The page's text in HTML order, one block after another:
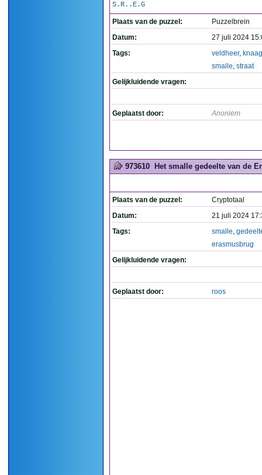
S.R..E.G
Plaats van de puzzel:
Puzzelbrein
Datum:
27 juli 2024
Tags:
veldheer,
smalle, straat
Gelijkluidende vragen:
Geplaatst door: Anoniem
973610 Het smalle gedeelte van de
Plaats van de puzzel:
Cryptotaal
Datum:
21 juli 2024
Tags:
smalle,
erasmusbrug
Gelijkluidende vragen:
Geplaatst door: roos